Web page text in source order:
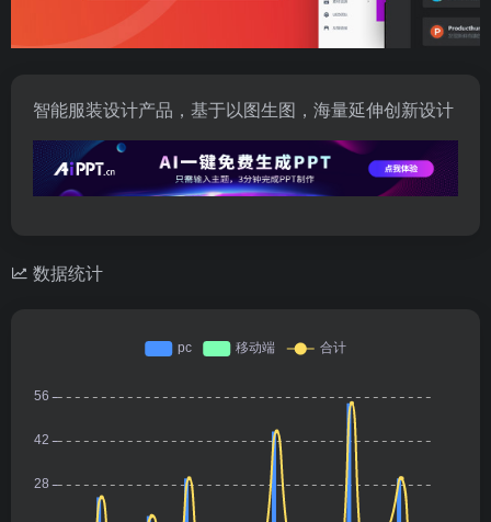
智能服装设计产品，基于以图生图，海量延伸创新设计
数据统计